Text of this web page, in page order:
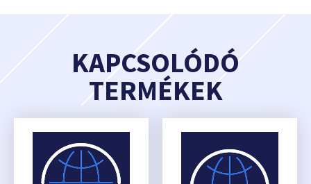
KAPCSOLÓDÓ
TERMÉKEK